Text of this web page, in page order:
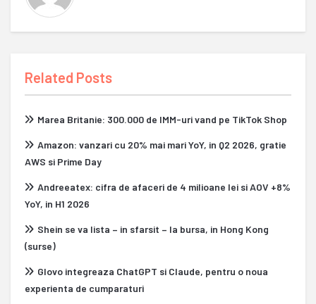
Related Posts
Marea Britanie: 300.000 de IMM-uri vand pe TikTok Shop
Amazon: vanzari cu 20% mai mari YoY, in Q2 2026, gratie
AWS si Prime Day
Andreeatex: cifra de afaceri de 4 milioane lei si AOV +8%
YoY, in H1 2026
Shein se va lista – in sfarsit – la bursa, in Hong Kong
(surse)
Glovo integreaza ChatGPT si Claude, pentru o noua
experienta de cumparaturi